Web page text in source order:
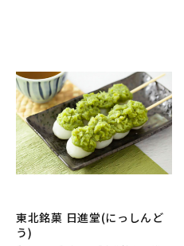
東北銘菓 日進堂(にっしんど
う)